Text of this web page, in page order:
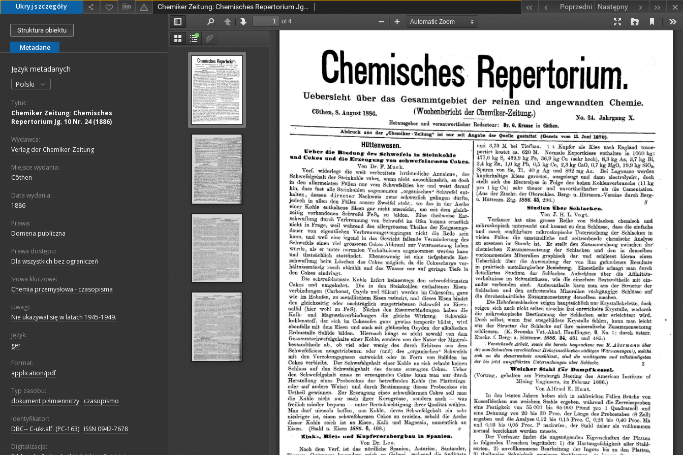
Ukryj szczegóły Chemiker Zeitung: Chemisches Repertorium Jg. 10 Nr. 24 (1886) Poprzedni Następny
Struktura obiektu
Metadane
Język metadanych
Polski
Tytuł:
Chemiker Zeitung: Chemisches
Repertorium Jg. 10 Nr. 24 (1886)
Wydawca:
Verlag der Chemiker-Zeitung
Miejsce wydania:
Cöthen
Data wydania:
1886
Prawa:
Domena publiczna
Prawa dostępu:
Dla wszystkich bez ograniczeń
Słowa kluczowe:
Chemia przemysłowa - czasopisma
Uwagi:
Nie ukazywał się w latach 1945-1949.
Język:
ger
Format:
application/pdf
Typ zasobu:
dokument piśmienniczy czasopismo
Identyfikator:
DBC-- C-ukł.alf. (PC-163) ISSN 0942-7678
Digitalizacja: